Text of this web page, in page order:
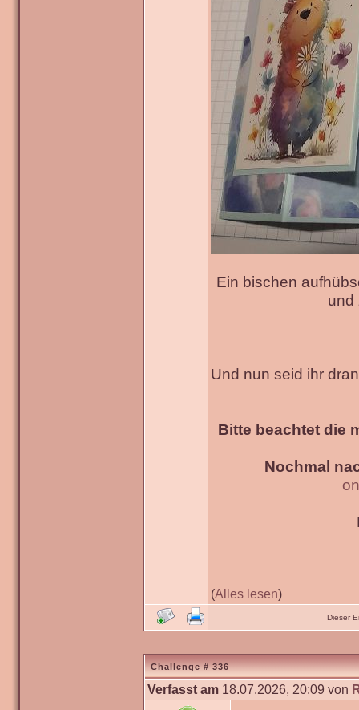
Ein bischen
und
Und nun seid ihr
Bitte beachtet die
Nochmal
(Alles lesen)
Dieser
Challenge # 336
Verfasst am 18.07.2026, 20:09 von